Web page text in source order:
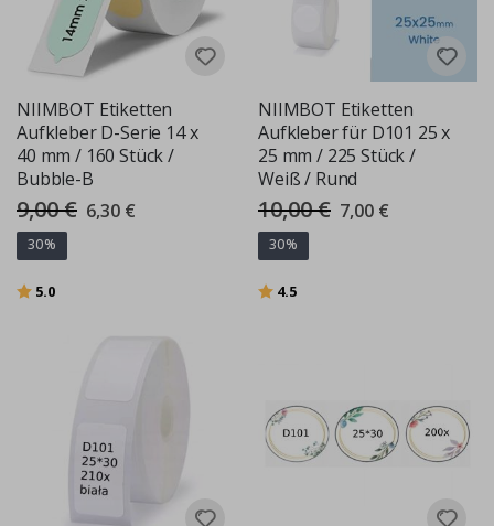
NIIMBOT Etiketten
Aufkleber D-Serie 14 x
40 mm / 160 Stück /
Bubble-B
9,00 € Special
Price
6,30 €
30%
Bewertung:
5.0
NIIMBOT Etiketten
Aufkleber für D101 25 x
25 mm / 225 Stück /
Weiß / Rund
10,00 € Special
Price
7,00 €
30%
Bewertung:
4.5